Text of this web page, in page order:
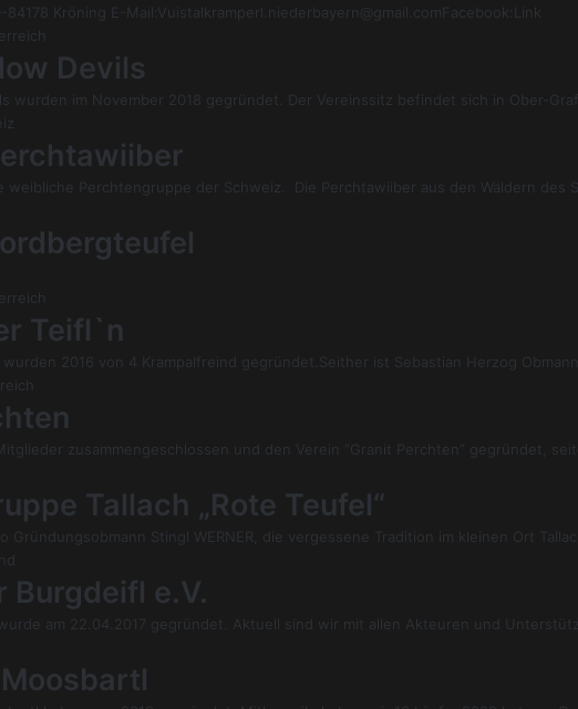
84178 Kröning E-Mail:Vuistalkramperl.niederbayern@gmail.comFacebook:Link
Devils
wurden im November 2018 gegründet. Der Vereinssitz befindet sich in Ober-
weibliche Perchtengruppe der Schweiz. Die Perchtawiiber aus den Wäldern des
Teifl`n
wurden 2016 von 4 Krampalfreind gegründet.Seither ist Sebastian Herzog
zusammengeschlossen und den Verein “Granit Perchten” gegründet,
Tallach „Rote Teufel“
Gründungsobmann Stingl WERNER, die vergessene Tradition im kleinen Ort
Burgdeifl e.V.
am 22.04.2017 gegründet. Aktuell sind wir mit allen Akteuren und